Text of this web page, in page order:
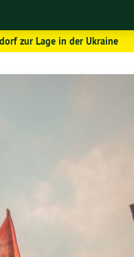
zur Lage in der Ukraine